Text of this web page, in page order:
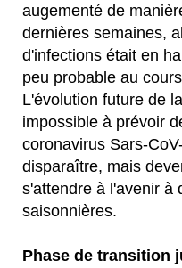
augementé de
dernières semaines,
d'infections était en
peu probable au
L'évolution future de
impossible à prévoir
coronavirus Sars-
disparaître, mais
s'attendre à l'avenir à
saisonnières.
Phase de transition